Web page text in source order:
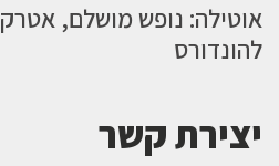
להונדורס
יצירת קשר